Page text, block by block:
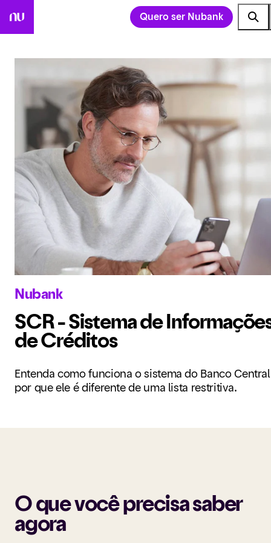
Quero ser Nubank
Nubank
SCR - Sistema de
de Créditos
Entenda como funciona o sistema do Banco
por que ele é diferente de uma lista restritiva.
O que você precisa saber
agora